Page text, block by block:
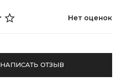
Нет оценок
НАПИСАТЬ ОТЗЫВ